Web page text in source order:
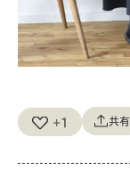
+1 共有